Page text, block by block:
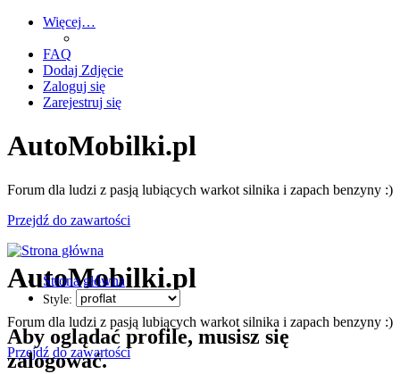
Więcej…
FAQ
Dodaj Zdjęcie
Zaloguj się
Zarejestruj się
AutoMobilki.pl
Forum dla ludzi z pasją lubiących warkot silnika i zapach benzyny :)
Przejdź do zawartości
AutoMobilki.pl
Forum dla ludzi z pasją lubiących warkot silnika i zapach benzyny :)
Przejdź do zawartości
Strona główna
Style:
Aby oglądać profile, musisz się
zalogować.